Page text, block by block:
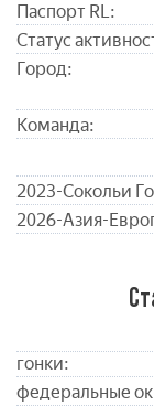
Паспорт RL:
Статус
Город:
Команда:
2023-Сокольи
2026-Азия-
гонки:
федеральные